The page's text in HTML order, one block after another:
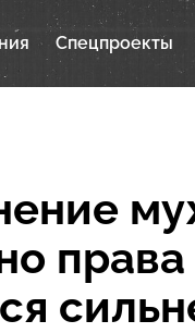
Спецпроекты